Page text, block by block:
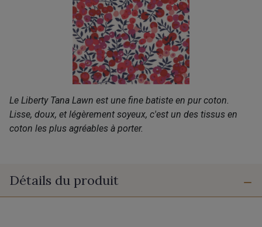
Le Liberty Tana Lawn est une fine batiste en pur coton.
Lisse, doux, et légèrement soyeux, c'est un des tissus en
coton les plus agréables à porter.
Détails du produit